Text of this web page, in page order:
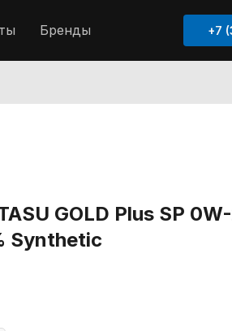
Бренды +7
GOLD Plus SP
Synthetic